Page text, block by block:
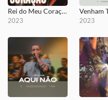
Rei do Meu Coração
2023 2023